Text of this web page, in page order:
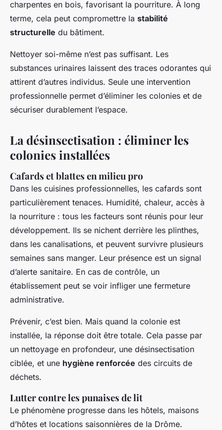
charpentes en bois, favorisant la pourriture. À long
terme, cela peut compromettre la stabilité
structurelle du bâtiment.
Nettoyer soi-même n’est pas suffisant. Les
substances urinaires laissent des traces odorantes qui
attirent d’autres individus. Seule une intervention
professionnelle permet d’éliminer les colonies et de
sécuriser durablement l’espace.
La désinsectisation : éliminer les
colonies installées
Cafards et blattes en milieu pro
Dans les cuisines professionnelles, les cafards sont
particulièrement tenaces. Humidité, chaleur, accès à
la nourriture : tous les facteurs sont réunis pour leur
développement. Ils se nichent derrière les plinthes,
dans les canalisations, et peuvent survivre plusieurs
semaines sans manger. Leur présence est un signal
d’alerte sanitaire. En cas de contrôle, un
établissement peut se voir infliger une fermeture
administrative.
Prévenir, c’est bien. Mais quand la colonie est
installée, la réponse doit être totale. Cela passe par
un nettoyage en profondeur, une désinsectisation
ciblée, et une hygiène renforcée des circuits de
déchets.
Lutter contre les punaises de lit
Le phénomène progresse dans les hôtels, maisons
d’hôtes et locations saisonnières de la Drôme.